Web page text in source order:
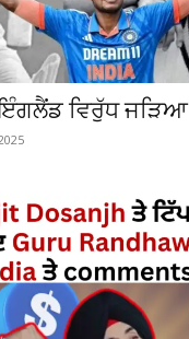
ਵਿਰੁੱਧ ਜੜਿਆ